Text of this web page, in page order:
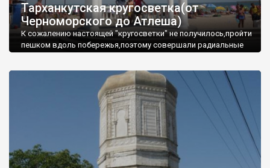
Тарханкутская кругосветка(от
Черноморского до Атлеша)
К сожалению настоящей "кругосветки" не получилось,пройти
пешком вдоль побережья,поэтому совершали радиальные